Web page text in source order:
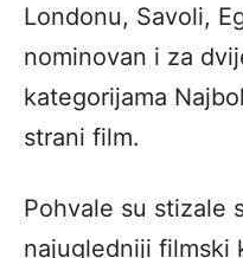
Londonu, Savoli,
nominovan i za
kategorijama
strani film.
Pohvale su stizale
najugledniji filmski